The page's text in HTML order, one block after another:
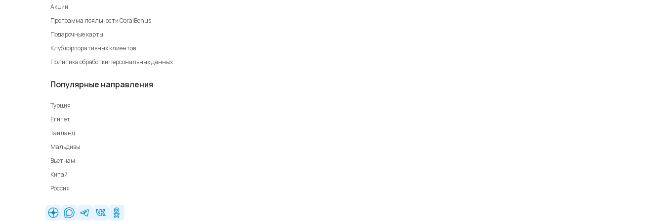
Акции
Программа лояльности CoralBonus
Подарочные карты
Клуб корпоративных клиентов
Политика обработки персональных данных
Популярные направления
Турция
Египет
Таиланд
Мальдивы
Вьетнам
Китай
Россия